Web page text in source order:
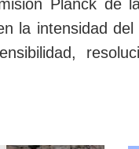
Planck de
la intensidad